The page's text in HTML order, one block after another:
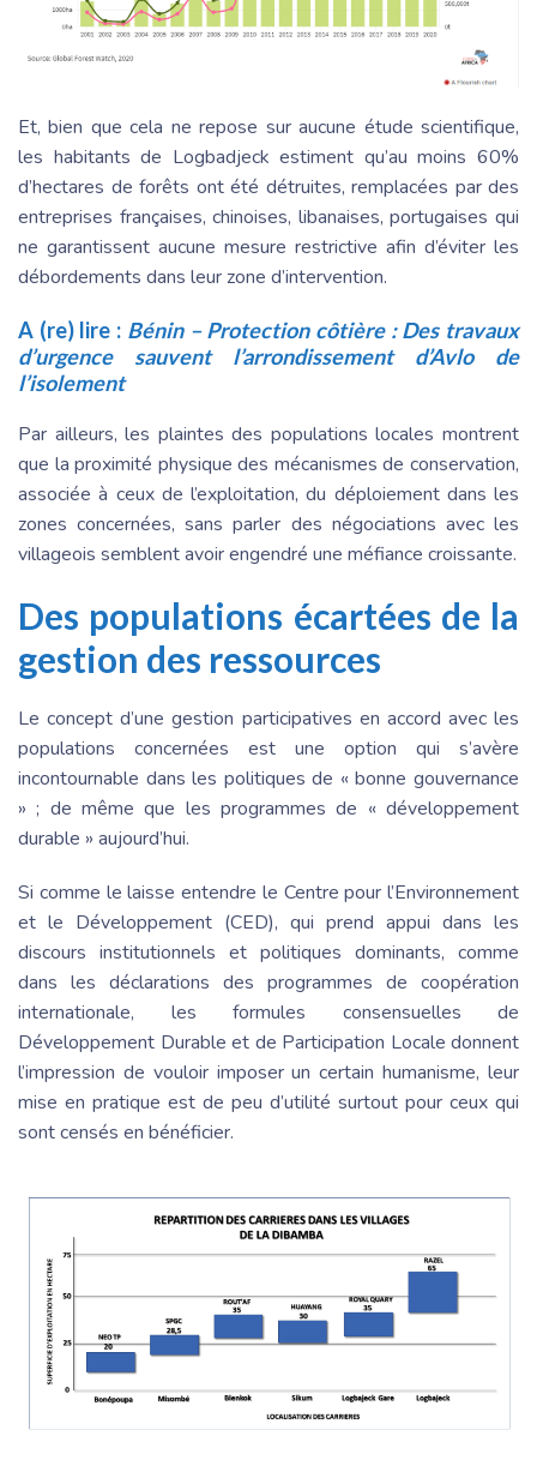
Et, bien que cela ne repose sur aucune étude scientifique,
les habitants de Logbadjeck estiment qu’au moins 60%
d’hectares de forêts ont été détruites, remplacées par des
entreprises françaises, chinoises, libanaises, portugaises qui
ne garantissent aucune mesure restrictive afin d’éviter les
débordements dans leur zone d’intervention.
A (re) lire : Bénin – Protection côtière : Des travaux
d’urgence sauvent l’arrondissement d’Avlo de
l’isolement
Par ailleurs, les plaintes des populations locales montrent
que la proximité physique des mécanismes de conservation,
associée à ceux de l’exploitation, du déploiement dans les
zones concernées, sans parler des négociations avec les
villageois semblent avoir engendré une méfiance croissante.
Des populations écartées de la
gestion des ressources
Le concept d’une gestion participatives en accord avec les
populations concernées est une option qui s’avère
incontournable dans les politiques de « bonne gouvernance
» ; de même que les programmes de « développement
durable » aujourd’hui.
Si comme le laisse entendre le Centre pour l’Environnement
et le Développement (CED), qui prend appui dans les
discours institutionnels et politiques dominants, comme
dans les déclarations des programmes de coopération
internationale, les formules consensuelles de
Développement Durable et de Participation Locale donnent
l’impression de vouloir imposer un certain humanisme, leur
mise en pratique est de peu d’utilité surtout pour ceux qui
sont censés en bénéficier.